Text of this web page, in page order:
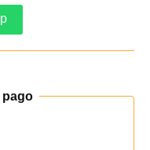
pago